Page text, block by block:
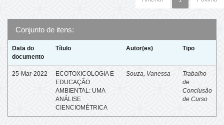
Conjunto de itens:
Data do
documento
Título Autor(es) Tipo
25-Mar-2022
ECOTOXICOLOGIA E
EDUCAÇÃO
AMBIENTAL: UMA
ANÁLISE
CIENCIOMÉTRICA
Souza, Vanessa
Trabalho
de
Conclusão
de Curso